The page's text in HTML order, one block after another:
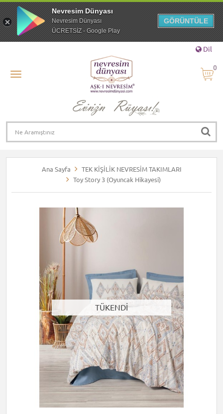
Dil
0
Ana Sayfa
TEK KİŞİLİK NEVRESİM TAKIMLARI
Toy Story 3 (Oyuncak Hikayesi)
TÜKENDİ
Nevresim Dünyası
Nevresim Dünyası
ÜCRETSİZ - Google Play
GÖRÜNTÜLE